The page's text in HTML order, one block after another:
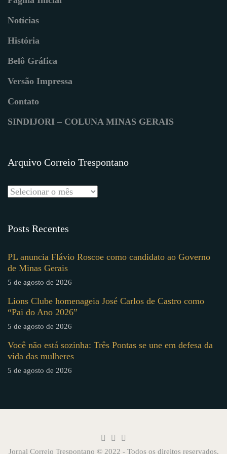
Notícias
História
Belô Gráfica
Versão Impressa
Contato
SINDIJORI – COLUNA MINAS GERAIS
Arquivo Correio Trespontano
Posts Recentes
PL anuncia Flávio Roscoe como candidato ao Governo
de Minas Gerais
5 de agosto de 2026
Lions Clube homenageia José Carlos de Castro como
“Pai do Ano 2026”
5 de agosto de 2026
Você não está sozinha: Três Pontas se une em defesa da
vida das mulheres
5 de agosto de 2026
Jornal Correio Trespontano © 2022 - Todos os direitos reservados.